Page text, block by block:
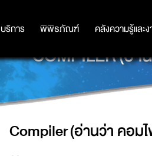
บริการ พิพิธภัณฑ์ คลังความรู้และ
บริการ พิพิธภัณฑ์ คลังความรู้และ
COMPILER (อ่า
Compiler (อ่านว่า คอม